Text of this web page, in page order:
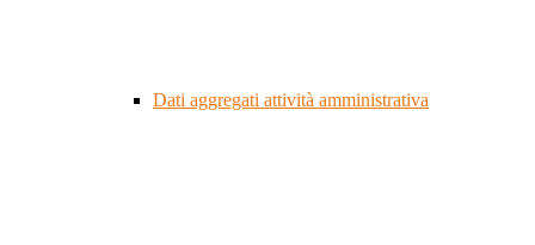
Dati aggregati attività amministrativa